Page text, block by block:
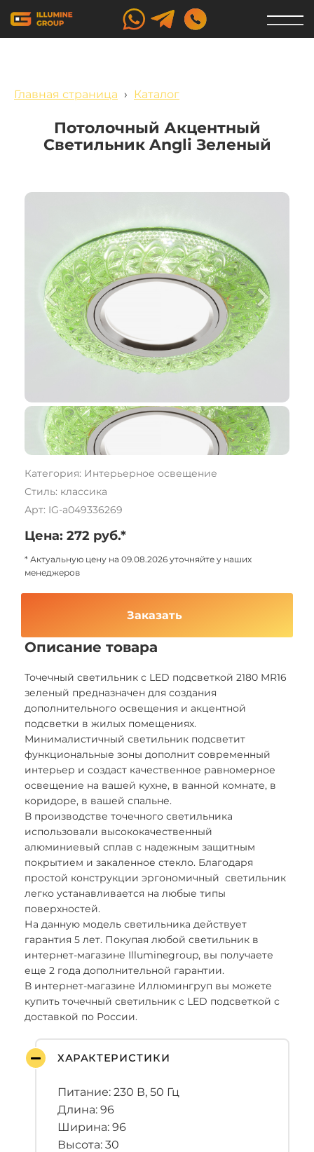
Главная страница › Каталог
Потолочный Акцентный
Светильник Angli Зеленый
Категория: Интерьерное освещение
Стиль: классика
Арт: IG-a049336269
Цена: 272 руб.*
* Актуальную цену на 09.08.2026 уточняйте у наших
менеджеров
Заказать
Описание товара
Точечный светильник с LED подсветкой 2180 MR16
зеленый предназначен для создания
дополнительного освещения и акцентной
подсветки в жилых помещениях.
Минималистичный светильник подсветит
функциональные зоны дополнит современный
интерьер и создаст качественное равномерное
освещение на вашей кухне, в ванной комнате, в
коридоре, в вашей спальне.
В производстве точечного светильника
использовали высококачественный
алюминиевый сплав с надежным защитным
покрытием и закаленное стекло. Благодаря
простой конструкции эргономичный светильник
легко устанавливается на любые типы
поверхностей.
На данную модель светильника действует
гарантия 5 лет. Покупая любой светильник в
интернет-магазине Illuminegroup, вы получаете
еще 2 года дополнительной гарантии.
В интернет-магазине Иллюмингруп вы можете
купить точечный светильник с LED подсветкой с
доставкой по России.
ХАРАКТЕРИСТИКИ
Питание: 230 В, 50 Гц
Длина: 96
Ширина: 96
Высота: 30